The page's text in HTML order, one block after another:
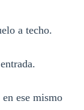
a techo.
ese mismo